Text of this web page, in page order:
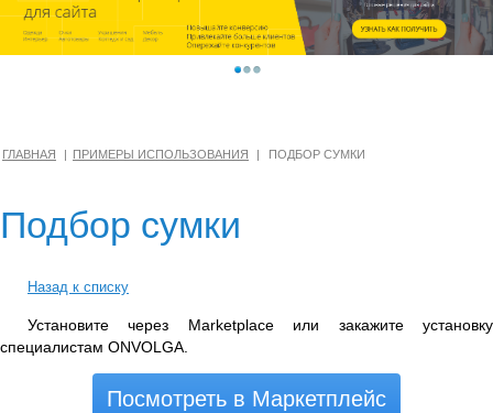
ГЛАВНАЯ ПРИМЕРЫ ИСПОЛЬЗОВАНИЯ ПОДБОР СУМКИ
Подбор сумки
Назад к списку
Установите через Marketplace или закажите установку
специалистам ONVOLGA.
Посмотреть в Маркетплейс